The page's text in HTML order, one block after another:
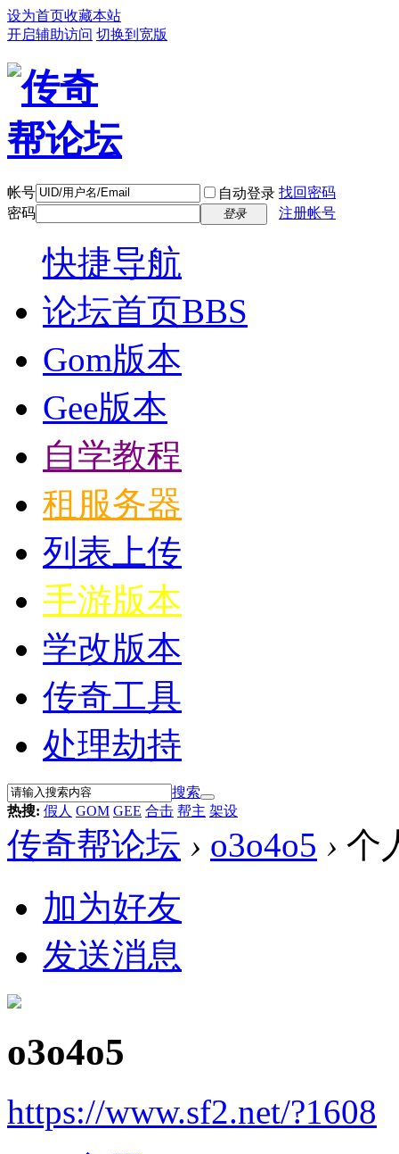
设为首页收藏本站
开启辅助访问 切换到宽版
帐号 自动登录 找回密码
密码
登录 注册帐号
快捷导航
论坛首页BBS
Gom版本
Gee版本
自学教程
租服务器
列表上传
手游版本
学改版本
传奇工具
处理劫持
搜索
热搜: 假人 GOM GEE 合击 帮主 架设
传奇帮论坛 › o3o4o5 › 个
加为好友
发送消息
o3o4o5
https://www.sf2.net/?1608